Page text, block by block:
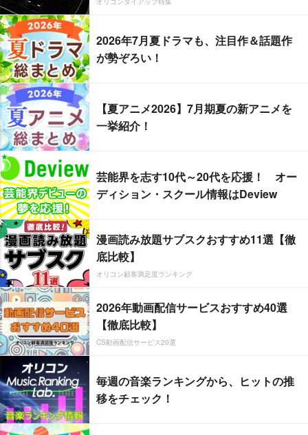
2026年7月夏ドラマも、注目作＆話題作
が勢ぞろい！
【夏アニメ2026】7月期夏の新アニメを
一挙紹介！
芸能界を志す10代～20代を応援！ オー
ディション・スクール情報はDeview
漫画読み放題サブスクおすすめ11選【徹
底比較】
オリコン顧客満足度ランキング
2026年動画配信サービスおすすめ40選
【徹底比較】
CS動画配信サービス20選
毎週の音楽ランキングから、ヒットの推
移をチェック！